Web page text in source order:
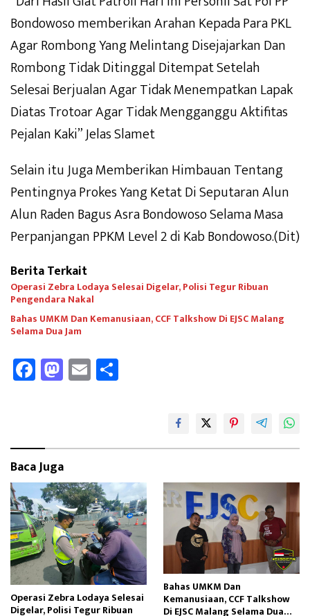
Bondowoso memberikan Arahan Kepada Para PKL
Agar Rombong Yang Melintang Disejajarkan Dan
Rombong Tidak Ditinggal Ditempat Setelah
Selesai Berjualan Agar Tidak Menempatkan Lapak
Diatas Trotoar Agar Tidak Mengganggu Aktifitas
Pejalan Kaki” Jelas Slamet
Selain itu Juga Memberikan Himbauan Tentang
Pentingnya Prokes Yang Ketat Di Seputaran Alun
Alun Raden Bagus Asra Bondowoso Selama Masa
Perpanjangan PPKM Level 2 di Kab Bondowoso.(Dit)
Berita Terkait
Operasi Zebra Lodaya Selesai Digelar, Polisi Tegur Ribuan
Pengendara Nakal
Bahas UMKM Dan Kemanusiaan, CCF Talkshow Di EJSC Malang
Selama Dua Jam
Fa
ce
k
M
as
o
n
E
m
Baca Juga
Operasi Zebra Lodaya Selesai
Digelar, Polisi Tegur Ribuan
Bahas UMKM Dan
Kemanusiaan, CCF Talkshow
Di EJSC Malang Selama Dua